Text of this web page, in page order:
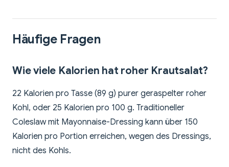
Häufige Fragen
Wie viele Kalorien hat roher Krautsalat?
22 Kalorien pro Tasse (89 g) purer geraspelter roher
Kohl, oder 25 Kalorien pro 100 g. Traditioneller
Coleslaw mit Mayonnaise-Dressing kann über 150
Kalorien pro Portion erreichen, wegen des Dressings,
nicht des Kohls.